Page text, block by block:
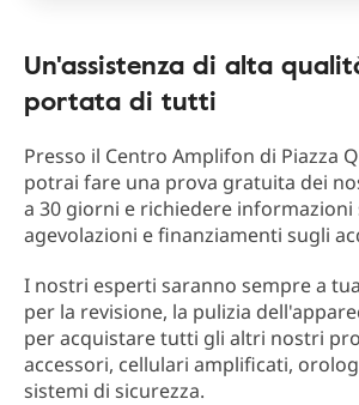
Un'assistenza di alta
portata di tutti
Presso il Centro Amplifon di Piazza
potrai fare una prova gratuita dei
a 30 giorni e richiedere informazioni
agevolazioni e finanziamenti sugli
I nostri esperti saranno sempre a
per la revisione, la pulizia
per acquistare tutti gli altri nostri
accessori, cellulari amplificati,
sistemi di sicurezza.